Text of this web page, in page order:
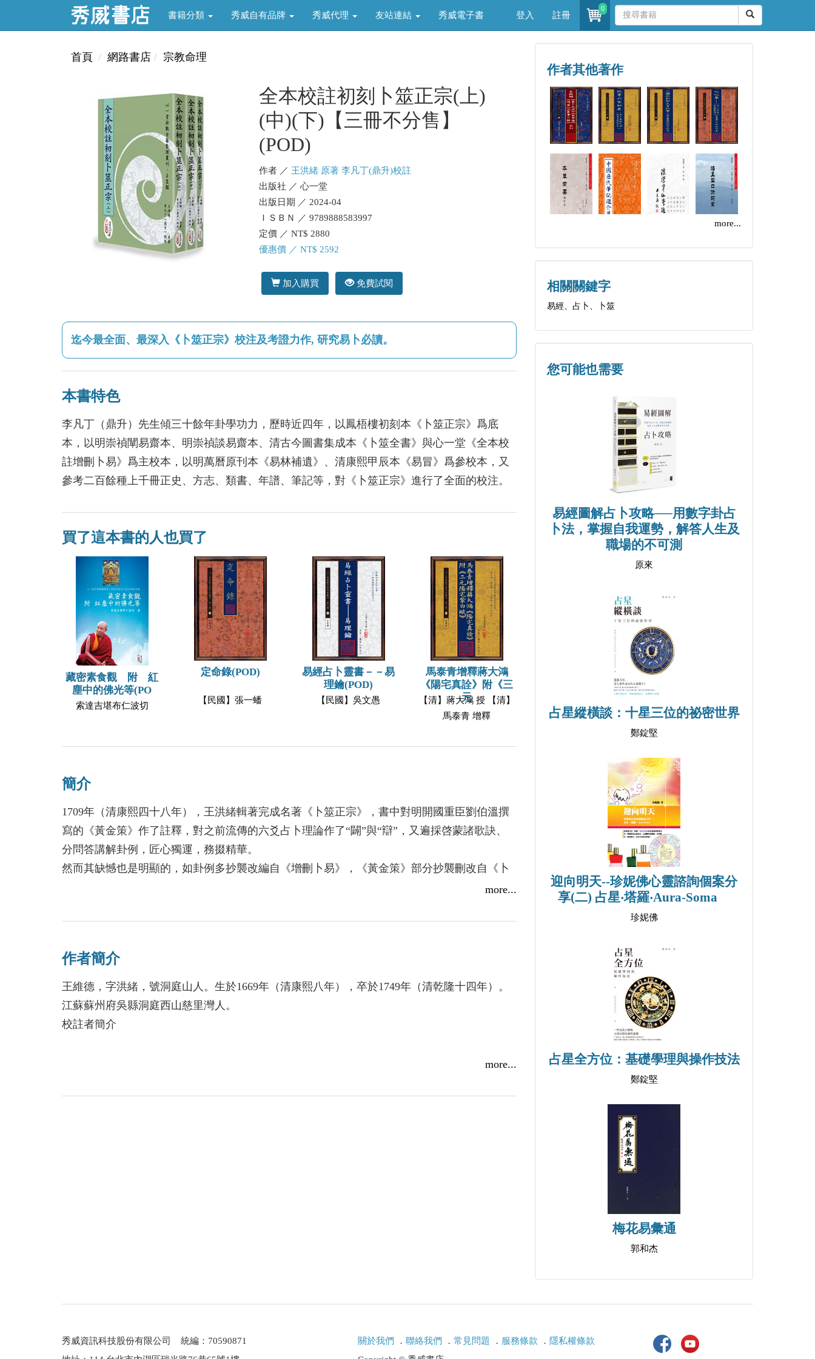
書籍分類 秀威自有品牌 秀威代理 友站連結 秀威電子書 登入 註冊
0
首頁 網路書店 宗教命理
全本校註初刻卜筮正宗(上)
(中)(下)【三冊不分售】
(POD)
作者 ／ 王洪緒 原著 李凡丁(鼎升)校註
出版社 ／ 心一堂
出版日期 ／ 2024-04
ＩＳＢＮ ／ 9789888583997
定價 ／ NT$ 2880
優惠價 ／ NT$ 2592
加入購買 免費試閱
迄今最全面、最深入《卜筮正宗》校注及考證力作, 研究易卜必讀。
本書特色
李凡丁（鼎升）先生傾三十餘年卦學功力，歷時近四年，以鳳梧樓初刻本《卜筮正宗》爲底
本，以明崇禎闡易齋本、明崇禎談易齋本、清古今圖書集成本《卜筮全書》與心一堂《全本校
註增刪卜易》爲主校本，以明萬曆原刊本《易林補遺》、清康熙甲辰本《易冒》爲參校本，又
參考二百餘種上千冊正史、方志、類書、年譜、筆記等，對《卜筮正宗》進行了全面的校注。
買了這本書的人也買了
藏密素食觀 附 紅
塵中的佛光等(PO
索達吉堪布仁波切
定命錄(POD)
【民國】張一蟠
易經占卜靈書－－易
理鑰(POD)
【民國】吳文愚
馬泰青增釋蔣大鴻
《陽宅真詮》附《三
元
【清】蔣大鴻 授 【清】
馬泰青 增釋
簡介
1709年（清康熙四十八年），王洪緒輯著完成名著《卜筮正宗》，書中對明開國重臣劉伯溫撰
寫的《黃金策》作了註釋，對之前流傳的六爻占卜理論作了“闢”與“辯”，又遍採啓蒙諸歌訣、
分問答講解卦例，匠心獨運，務掇精華。
然而其缺憾也是明顯的，如卦例多抄襲改編自《增刪卜易》，《黃金策》部分抄襲刪改自《卜
宗》爲底本，以明崇禎闡易齋本、明崇禎談易齋本、清古今圖書集成本《卜筮全書》與心一堂
校本，又參考二百餘種上千冊正史、方志、類書、年譜、筆記等，對《卜筮正宗》進行了全面
的校注。
《全本校註初刻卜筮正宗》對生僻字詞精準注釋，對典故與史實追本溯源，對原著與《卜筮全
書》、《黃金策》的錯誤提出修正意見，對被刪改的文本作了補錄。此外，還對王洪緒的家
more...
作者簡介
王維德，字洪緒，號洞庭山人。生於1669年（清康熙八年），卒於1749年（清乾隆十四年）。
江蘇蘇州府吳縣洞庭西山慈里灣人。
校註者簡介
李凡丁，網名鼎升，畢業於山西大學計算機科學系。壬子年生人，己巳年起習易，長於六爻梅
刪卜易》，廣受好評。
more...
作者其他著作
more...
相關關鍵字
易經、占卜、卜筮
您可能也需要
易經圖解占卜攻略──用數字卦占
卜法，掌握自我運勢，解答人生及
職場的不可測
原來
占星縱橫談：十星三位的祕密世界
鄭錠堅
迎向明天--珍妮佛心靈諮詢個案分
享(二) 占星‧塔羅‧Aura-Soma
珍妮佛
占星全方位：基礎學理與操作技法
鄭錠堅
梅花易彙通
郭和杰
秀威資訊科技股份有限公司 統編：70590871
關於我們 ． 聯絡我們 ． 常見問題 ． 服務條款 ． 隱私權條款